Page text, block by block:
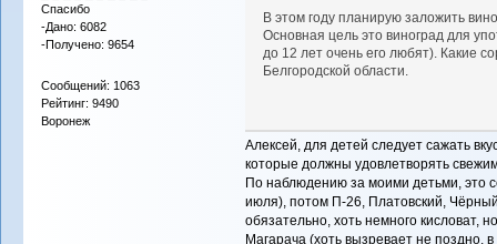
Спасибо
-Дано: 6082
-Получено: 9654
Сообщений: 1063
Рейтинг: 9490
Воронеж
В этом году планирую заложить
Основная цель это виноград для
до 12 лет очень его любят). Какие
Белгородской области.
Алексей, для детей следует сажать
которые должны удовлетворять
По наблюдению за моими детьми, это
июля), потом П-26, Платовский,
обязательно, хоть немного кисловат,
Магарача (хоть вызревает не поздно,